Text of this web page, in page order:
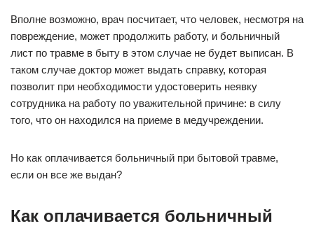
Вполне возможно, врач посчитает, что человек, несмотря на
повреждение, может продолжить работу, и больничный
лист по травме в быту в этом случае не будет выписан. В
таком случае доктор может выдать справку, которая
позволит при необходимости удостоверить неявку
сотрудника на работу по уважительной причине: в силу
того, что он находился на приеме в медучреждении.
Но как оплачивается больничный при бытовой травме,
если он все же выдан?
Как оплачивается больничный